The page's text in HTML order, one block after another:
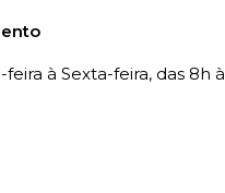
à Sexta-feira, das 8h